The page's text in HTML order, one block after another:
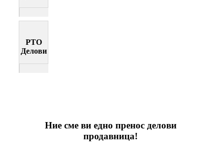
PTO
Делови
Ние сме ви едно пренос делови
продавница!